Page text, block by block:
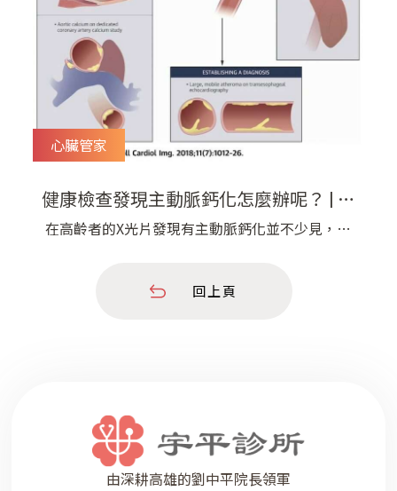
心臟管家
健康檢查發現主動脈鈣化怎麼辦呢？ | 宇
平診所
在高齡者的X光片發現有主動脈鈣化並不少見，在
粥狀硬化的病變過程中，會有異常的發炎和增厚，
回上頁
由深耕高雄的劉中平院長領軍